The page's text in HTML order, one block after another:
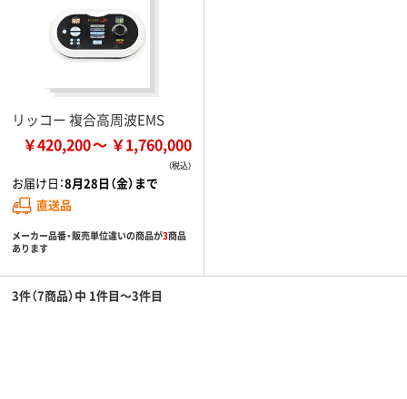
リッコー 複合高周波EMS
￥420,200 ￥1,760,000
お届け日：8月28日（金）まで
直送品
メーカー品番・販売単位違いの商品が3商品
あります
3件（7商品）中 1件目～3件目